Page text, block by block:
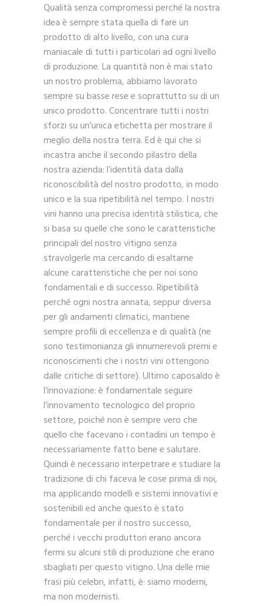
Qualità senza compromessi perché la nostra
idea è sempre stata quella di fare un
prodotto di alto livello, con una cura
maniacale di tutti i particolari ad ogni livello
di produzione. La quantità non è mai stato
un nostro problema, abbiamo lavorato
sempre su basse rese e soprattutto su di un
unico prodotto. Concentrare tutti i nostri
sforzi su un’unica etichetta per mostrare il
meglio della nostra terra. Ed è qui che si
incastra anche il secondo pilastro della
nostra azienda: l’identità data dalla
riconoscibilità del nostro prodotto, in modo
unico e la sua ripetibilità nel tempo. I nostri
vini hanno una precisa identità stilistica, che
si basa su quelle che sono le caratteristiche
principali del nostro vitigno senza
stravolgerle ma cercando di esaltarne
alcune caratteristiche che per noi sono
fondamentali e di successo. Ripetibilità
perché ogni nostra annata, seppur diversa
per gli andamenti climatici, mantiene
sempre profili di eccellenza e di qualità (ne
sono testimonianza gli innumerevoli premi e
riconoscimenti che i nostri vini ottengono
dalle critiche di settore). Ultimo caposaldo è
l’innovazione: è fondamentale seguire
l’innovamento tecnologico del proprio
settore, poiché non è sempre vero che
quello che facevano i contadini un tempo è
necessariamente fatto bene e salutare.
Quindi è necessario interpetrare e studiare la
tradizione di chi faceva le cose prima di noi,
ma applicando modelli e sistemi innovativi e
sostenibili ed anche questo è stato
fondamentale per il nostro successo,
perché i vecchi produttori erano ancora
fermi su alcuni stili di produzione che erano
sbagliati per questo vitigno. Una delle mie
frasi più celebri, infatti, è: siamo moderni,
ma non modernisti.